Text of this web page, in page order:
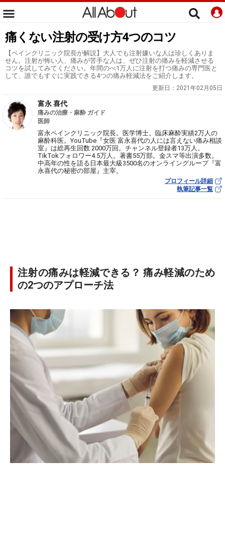
痛くない注射の受け方4つのコツ
【ペインクリニック院長が解説】大人でも注射嫌いな人は珍しくありま
せん。注射が怖い人、痛みが苦手な人は、ぜひ注射の痛みを軽減させる
コツを試してみてください。年間のべ1万人に注射を打つ痛みの専門医と
して、誰でもすぐに実践できる4つの痛み軽減法をご紹介します。
更新日： 2021年02月05日
富永 喜代
痛みの治療・麻酔 ガイド
医師
富永ペインクリニック院長。医学博士。臨床麻酔実績2万人の
麻酔科医。YouTube『女医 富永喜代の人には言えない痛み相談
室』は総再生回数 2000万回。チャンネル登録者13万人。
TikTokフォロワー4.5万人。著書55万部。金スマ等出演多数。
中高年の性を語る日本最大級3500名のオンライングループ『富
永喜代の秘密の部屋』主宰。
プロフィール詳細
執筆記事一覧
注射の痛みは軽減できる？ 痛み軽減のため
の2つのアプローチ法